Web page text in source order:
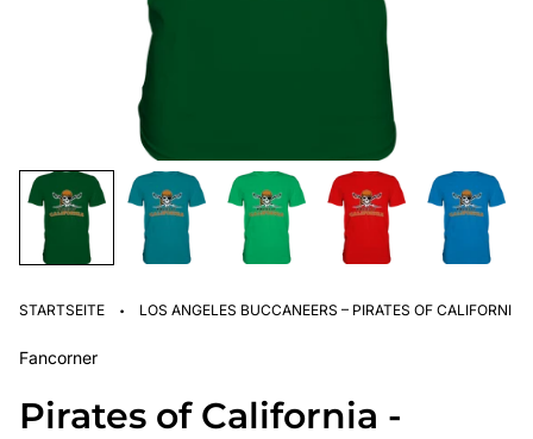
STARTSEITE · LOS ANGELES BUCCANEERS – PIRATES OF CALIFORNIA
Fancorner
Pirates of California -